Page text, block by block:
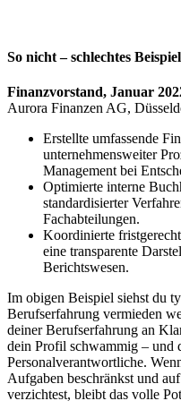
So nicht – schlechtes
Finanzvorstand, Januar
Aurora Finanzen AG,
Erstellte umfassende
unternehmensweiter
Management bei
Optimierte interne
standardisierter
Fachabteilungen.
Koordinierte
eine transparente
Berichtswesen.
Im obigen Beispiel siehst du
Berufserfahrung vermieden
deiner Berufserfahrung an
dein Profil schwammig – und
Personalverantwortliche.
Aufgaben beschränkst und
verzichtest, bleibt das volle